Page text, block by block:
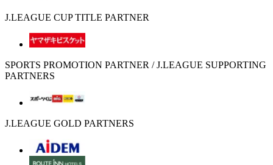
J.LEAGUE CUP TITLE PARTNER
SPORTS PROMOTION PARTNER / J.LEAGUE SUPPORTING
PARTNERS
J.LEAGUE GOLD PARTNERS